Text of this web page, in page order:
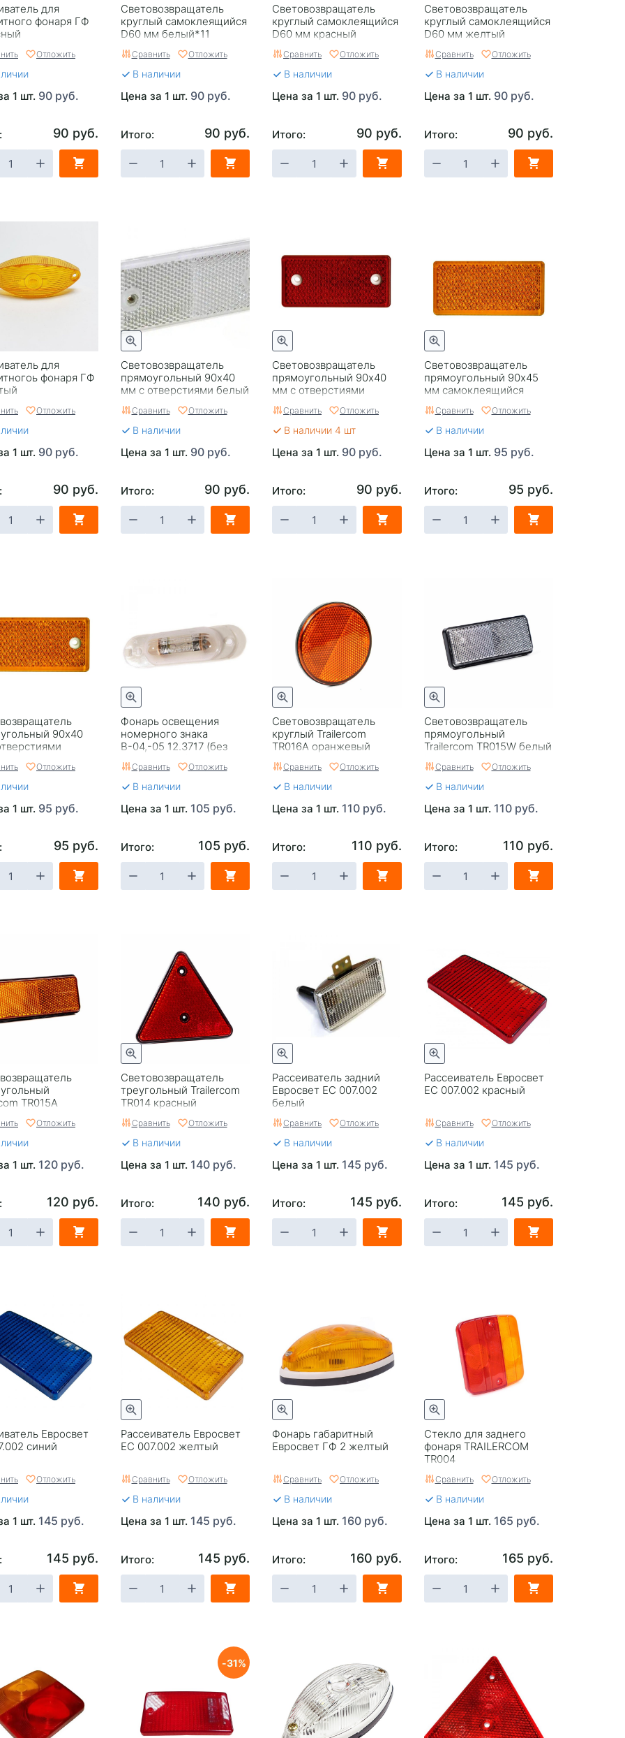
для
фонаря ГФ
Отложить
1 шт. 90 руб.
90 руб.
Световозвращатель
круглый самоклеящийся
D60 мм белый*11
Сравнить Отложить
В наличии
Цена за 1 шт. 90 руб.
Итого: 90 руб.
Световозвращатель
круглый самоклеящийся
D60 мм красный
Сравнить Отложить
В наличии
Цена за 1 шт. 90 руб.
Итого: 90 руб.
Световозвращатель
круглый самоклеящийся
D60 мм желтый
Сравнить Отложить
В наличии
Цена за 1 шт. 90 руб.
Итого: 90 руб.
для
фонаря ГФ
Отложить
1 шт. 90 руб.
90 руб.
Световозвращатель
прямоугольный 90x40
мм с отверстиями белый
Сравнить Отложить
В наличии
Цена за 1 шт. 90 руб.
Итого: 90 руб.
Световозвращатель
прямоугольный 90x40
мм с отверстиями
Сравнить Отложить
В наличии 4 шт
Цена за 1 шт. 90 руб.
Итого: 90 руб.
Световозвращатель
прямоугольный 90x45
мм самоклеящийся
Сравнить Отложить
В наличии
Цена за 1 шт. 95 руб.
Итого: 95 руб.
90x40
Отложить
1 шт. 95 руб.
95 руб.
Фонарь освещения
номерного знака
В-04,-05 12.3717 (без
Сравнить Отложить
В наличии
Цена за 1 шт. 105 руб.
Итого: 105 руб.
Световозвращатель
круглый Trailercom
TR016A оранжевый
Сравнить Отложить
В наличии
Цена за 1 шт. 110 руб.
Итого: 110 руб.
Световозвращатель
прямоугольный
Trailercom TR015W белый
Сравнить Отложить
В наличии
Цена за 1 шт. 110 руб.
Итого: 110 руб.
TR015A
Отложить
1 шт. 120 руб.
120 руб.
Световозвращатель
треугольный Trailercom
TR014 красный
Сравнить Отложить
В наличии
Цена за 1 шт. 140 руб.
Итого: 140 руб.
Рассеиватель задний
Евросвет ЕС 007.002
белый
Сравнить Отложить
В наличии
Цена за 1 шт. 145 руб.
Итого: 145 руб.
Рассеиватель Евросвет
ЕС 007.002 красный
Сравнить Отложить
В наличии
Цена за 1 шт. 145 руб.
Итого: 145 руб.
Евросвет
синий
Отложить
1 шт. 145 руб.
145 руб.
Рассеиватель Евросвет
ЕС 007.002 желтый
Сравнить Отложить
В наличии
Цена за 1 шт. 145 руб.
Итого: 145 руб.
Фонарь габаритный
Евросвет ГФ 2 желтый
Сравнить Отложить
В наличии
Цена за 1 шт. 160 руб.
Итого: 160 руб.
Стекло для заднего
фонаря TRAILERCOM
TR004
Сравнить Отложить
В наличии
Цена за 1 шт. 165 руб.
Итого: 165 руб.
31